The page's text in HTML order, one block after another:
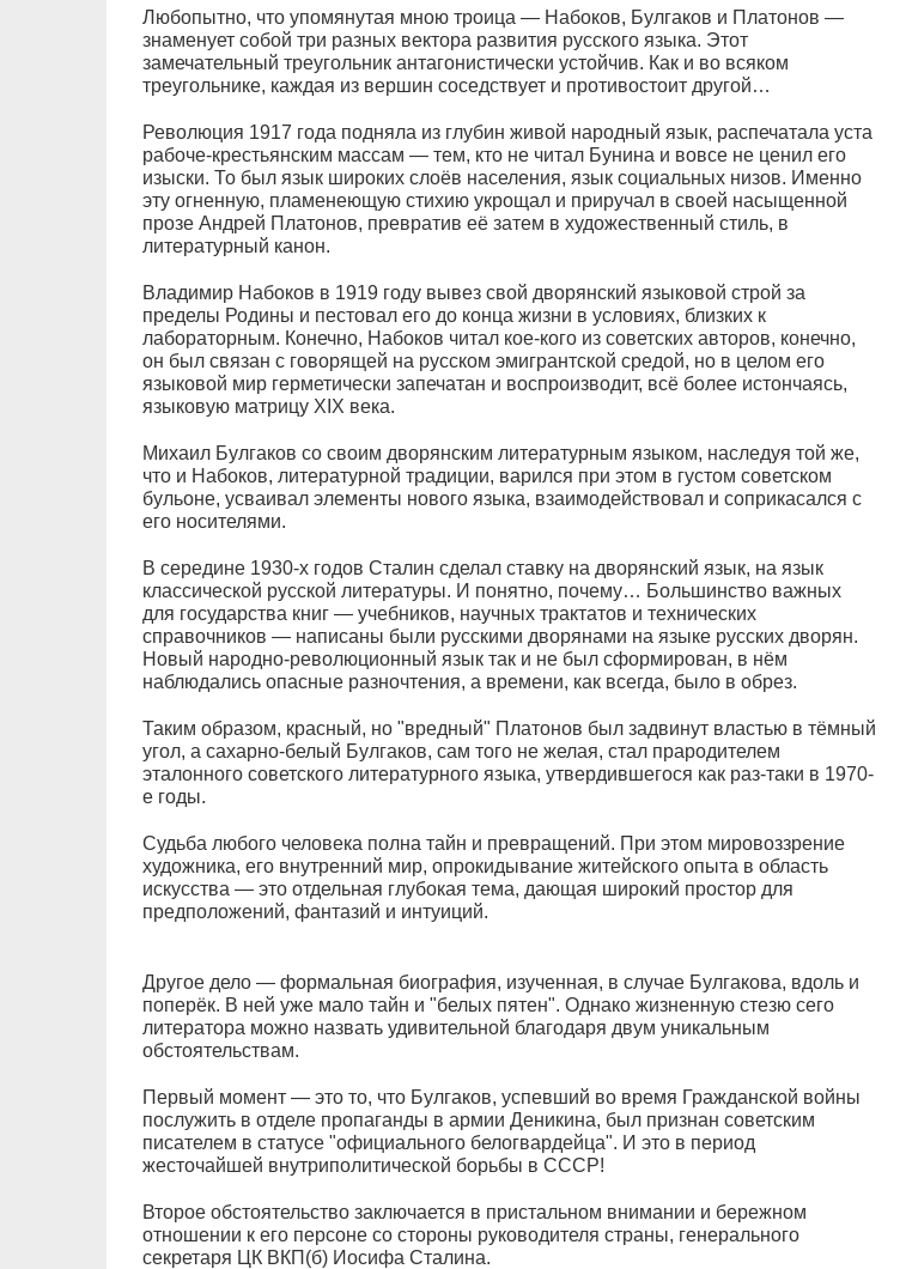
Любопытно, что упомянутая мною троица — Набоков, Булгаков и Платонов —
знаменует собой три разных вектора развития русского языка. Этот
замечательный треугольник антагонистически устойчив. Как и во всяком
треугольнике, каждая из вершин соседствует и противостоит другой…
Революция 1917 года подняла из глубин живой народный язык, распечатала уста
рабоче-крестьянским массам — тем, кто не читал Бунина и вовсе не ценил его
изыски. То был язык широких слоёв населения, язык социальных низов. Именно
эту огненную, пламенеющую стихию укрощал и приручал в своей насыщенной
прозе Андрей Платонов, превратив её затем в художественный стиль, в
литературный канон.
Владимир Набоков в 1919 году вывез свой дворянский языковой строй за
пределы Родины и пестовал его до конца жизни в условиях, близких к
лабораторным. Конечно, Набоков читал кое-кого из советских авторов, конечно,
он был связан с говорящей на русском эмигрантской средой, но в целом его
языковой мир герметически запечатан и воспроизводит, всё более истончаясь,
языковую матрицу XIX века.
Михаил Булгаков со своим дворянским литературным языком, наследуя той же,
что и Набоков, литературной традиции, варился при этом в густом советском
бульоне, усваивал элементы нового языка, взаимодействовал и соприкасался с
его носителями.
В середине 1930-х годов Сталин сделал ставку на дворянский язык, на язык
классической русской литературы. И понятно, почему… Большинство важных
для государства книг — учебников, научных трактатов и технических
справочников — написаны были русскими дворянами на языке русских дворян.
Новый народно-революционный язык так и не был сформирован, в нём
наблюдались опасные разночтения, а времени, как всегда, было в обрез.
Таким образом, красный, но "вредный" Платонов был задвинут властью в тёмный
угол, а сахарно-белый Булгаков, сам того не желая, стал прародителем
эталонного советского литературного языка, утвердившегося как раз-таки в 1970-
е годы.
Судьба любого человека полна тайн и превращений. При этом мировоззрение
художника, его внутренний мир, опрокидывание житейского опыта в область
искусства — это отдельная глубокая тема, дающая широкий простор для
предположений, фантазий и интуиций.
Другое дело — формальная биография, изученная, в случае Булгакова, вдоль и
поперёк. В ней уже мало тайн и "белых пятен". Однако жизненную стезю сего
литератора можно назвать удивительной благодаря двум уникальным
обстоятельствам.
Первый момент — это то, что Булгаков, успевший во время Гражданской войны
послужить в отделе пропаганды в армии Деникина, был признан советским
писателем в статусе "официального белогвардейца". И это в период
жесточайшей внутриполитической борьбы в СССР!
Второе обстоятельство заключается в пристальном внимании и бережном
отношении к его персоне со стороны руководителя страны, генерального
секретаря ЦК ВКП(б) Иосифа Сталина.